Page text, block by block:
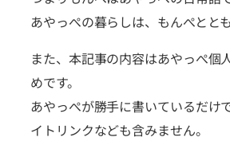
あやっぺの暮らしは、もんぺとと
また、本記事の内容はあやっぺ個
めです。
あやっぺが勝手に書いているだけ
イトリンクなども含みません。